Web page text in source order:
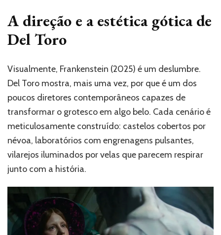
A direção e a estética gótica de
Del Toro
Visualmente, Frankenstein (2025) é um deslumbre.
Del Toro mostra, mais uma vez, por que é um dos
poucos diretores contemporâneos capazes de
transformar o grotesco em algo belo. Cada cenário é
meticulosamente construído: castelos cobertos por
névoa, laboratórios com engrenagens pulsantes,
vilarejos iluminados por velas que parecem respirar
junto com a história.